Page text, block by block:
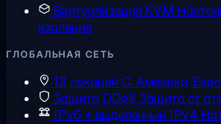
Виртуализация KVM
изоляция
ГЛОБАЛЬНАЯ СЕТЬ
13 локаций С. Америка,
Защита DDoS Защита от
IPv6 + выделенный IPv4